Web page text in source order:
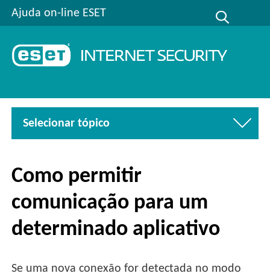
Ajuda on-line ESET
Selecionar tópico
Como permitir
comunicação para um
determinado aplicativo
Se uma nova conexão for detectada no modo